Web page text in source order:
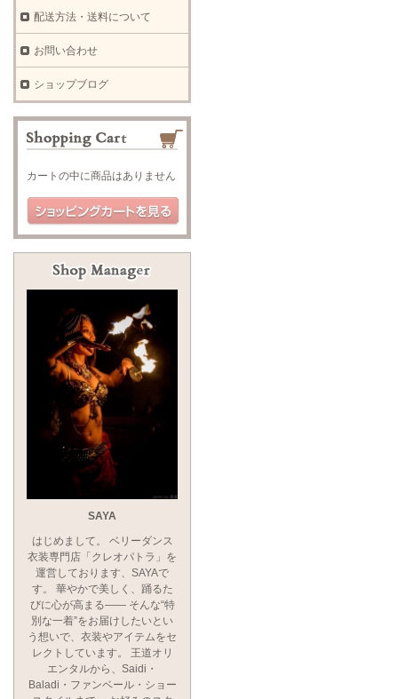
配送方法・送料について
お問い合わせ
ショップブログ
カートの中に商品はありません
SAYA
はじめまして。 ベリーダンス
衣装専門店「クレオパトラ」を
運営しております、SAYAで
す。 華やかで美しく、踊るた
びに心が高まる―― そんな“特
別な一着”をお届けしたいとい
う想いで、衣装やアイテムをセ
レクトしています。 王道オリ
エンタルから、Saidi・
Baladi・ファンベール・ショー